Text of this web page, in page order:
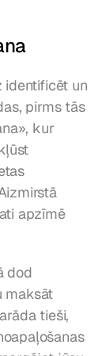
identificēt un
pirms tās
kur
apzīmē
dod
maksāt
tieši,